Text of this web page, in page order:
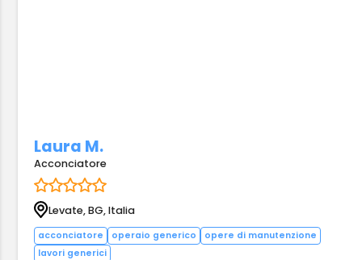
Laura M.
Acconciatore
Levate, BG, Italia
acconciatore operaio generico
opere di manutenzione
lavori generici